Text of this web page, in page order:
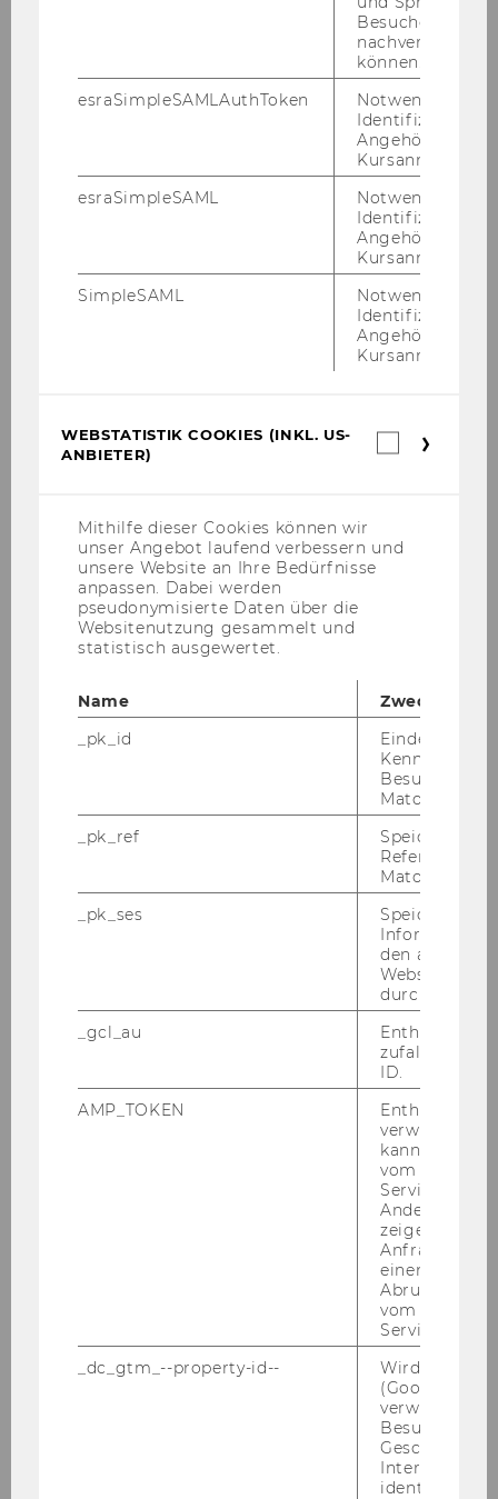
We continue our examination of
CLV, looking at how to compute
the distribution of CLV and how
to make statements about the
distribution of the projected
future value of a group of
customers in contractual
settings.
covered
Time 15:15 - 17:15
Session 4
Content
We finish our examination of
settings and consider extensions
to the basic model considered in
Time
Wrap-up
Location
Day 2 | Thursday May 18
Besuchers
nachverfolgen
können.
esraSimpleSAMLAuthToken
Notwendig zur
Identifizierung
Angehörige/r für
Kursanmeldung.
esraSimpleSAML
Notwendig zur
Identifizierung
Angehörige/r für
Kursanmeldung.
SimpleSAML
Notwendig zur
Identifizierung
Angehörige/r für
Kursanmeldung.
WEBSTATISTIK COOKIES (INKL. US-
ANBIETER)
Mithilfe dieser Cookies können wir
unser Angebot laufend verbessern und
unsere Website an Ihre Bedürfnisse
anpassen. Dabei werden
pseudonymisierte Daten über die
Websitenutzung gesammelt und
statistisch ausgewertet.
Name
Zweck
_pk_id
Eindeutige
Besuchers
Matomo.
_pk_ref
Speicherung
Referrers
Matomo.
_pk_ses
Speicherung
den aktuellen
durch
_gcl_au
Enthält eine
ID.
AMP_TOKEN
Enthält ein
verwendet
kann, um
vom AMP-
Service
Andere
zeigen Opt-
Anfrage im
einen Fehler
Abrufen
vom AMP
Service an.
_dc_gtm_--property-id--
Wird von
(Google Tag
verwendet,
Besucher
Geschlecht
Interessen zu
identifizieren.